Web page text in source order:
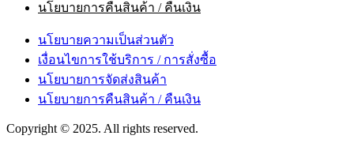
นโยบายการคืนสินค้า / คืนเงิน
นโยบายความเป็นส่วนตัว
เงื่อนไขการใช้บริการ / การสั่งซื้อ
นโยบายการจัดส่งสินค้า
นโยบายการคืนสินค้า / คืนเงิน
Copyright © 2025. All rights reserved.